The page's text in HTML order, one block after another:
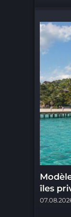
îles